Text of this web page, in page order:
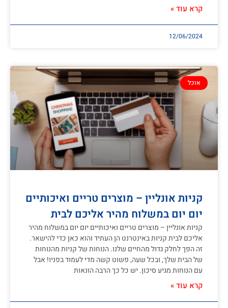
קרא עוד »
12/06/2024
אוכל
קניות אונליין – מוצרים טריים ואיכותיים
יום יום במשלוח מהיר אליכם לבית
קניות אונליין – מוצרים טריים ואיכותיים יום יום במשלוח מהיר
אליכם לבית קניות באינטרנט הן העתיד והוא כאן כדי להישאר.
זה הפך לחלק גדול מהחיים שלנו. הנוחות של קניות מהנוחות
של הבית שלך, ובכל שעה, פשוט קשה מדי לעמוד בפניו! אבל
עם הנוחות מגיע סיכון. יש כל כך הרבה הונאות
קרא עוד »